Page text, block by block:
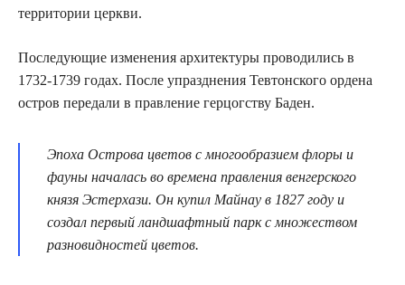
территории церкви.
Последующие изменения архитектуры проводились в
1732-1739 годах. После упразднения Тевтонского ордена
остров передали в правление герцогству Баден.
Эпоха Острова цветов с многообразием флоры и
фауны началась во времена правления венгерского
князя Эстерхази. Он купил Майнау в 1827 году и
создал первый ландшафтный парк с множеством
разновидностей цветов.